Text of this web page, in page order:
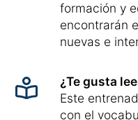
formación y
encontrarán
nuevas e
¿Te gusta
Este
con el